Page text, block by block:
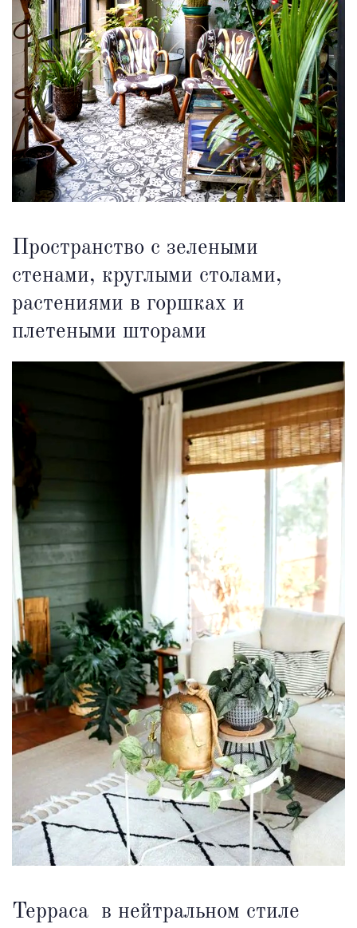
Пространство с зелеными
стенами, круглыми столами,
растениями в горшках и
плетеными шторами
Терраса
в нейтральном стиле